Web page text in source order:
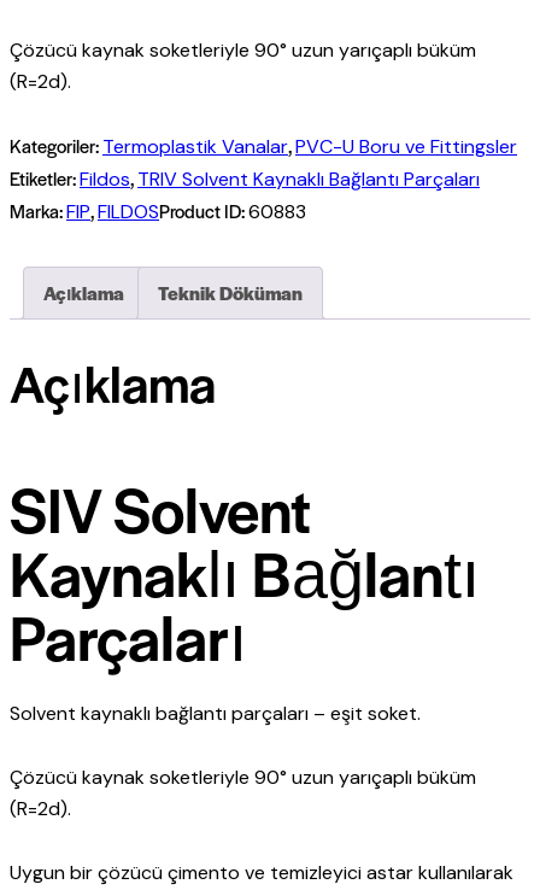
Çözücü kaynak soketleriyle 90° uzun yarıçaplı büküm
(R=2d).
Kategoriler:Termoplastik Vanalar,PVC-U Boru ve Fittingsler
Etiketler:Fildos,TRIV Solvent Kaynaklı Bağlantı Parçaları
Marka:FIP,FILDOSProduct ID:60883
Açıklama Teknik Döküman
Açıklama
SIV Solvent
Kaynaklı Bağlantı
Parçaları
Solvent kaynaklı bağlantı parçaları – eşit soket.
Çözücü kaynak soketleriyle 90° uzun yarıçaplı büküm
(R=2d).
Uygun bir çözücü çimento ve temizleyici astar kullanılarak